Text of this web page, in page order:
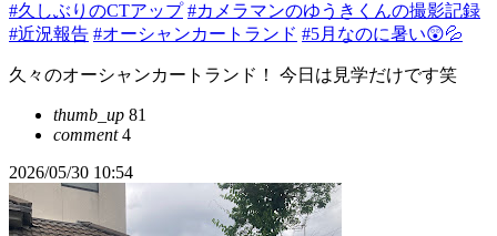
#久しぶりのCTアップ #カメラマンのゆうきくんの撮影記録
#近況報告 #オーシャンカートランド #5月なのに暑い😲💦
久々のオーシャンカートランド！ 今日は見学だけです笑
thumb_up 81
comment4
2026/05/30 10:54